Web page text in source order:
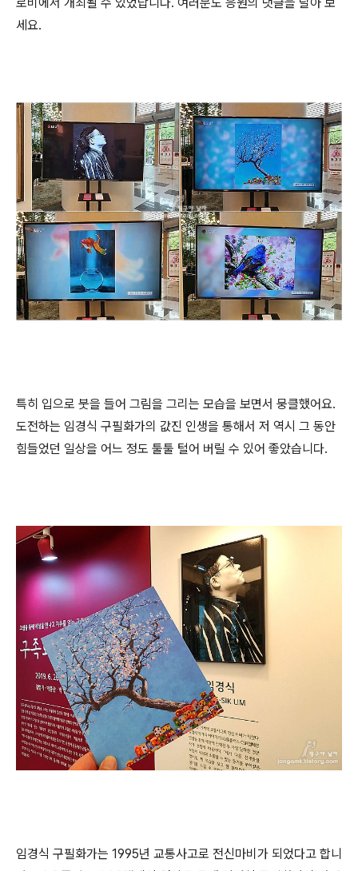
세요.
특히 입으로 붓을 들어 그림을 그리는 모습을 보면서 뭉클했어요.
도전하는 임경식 구필화가의 값진 인생을 통해서 저 역시 그 동안
힘들었던 일상을 어느 정도 툴툴 털어 버릴 수 있어 좋았습니다.
임경식 구필화가는 1995년 교통사고로 전신마비가 되었다고 합니